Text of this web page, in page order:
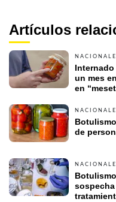
Artículos
un mes
en
de